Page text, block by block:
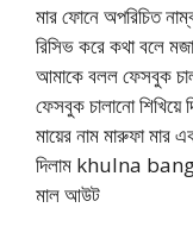
মার ফোনে অপরিচিত
রিসিভ করে কথা বলে
আমাকে বলল ফেসবুক
ফেসবুক চালানো শিখিয়ে
মায়ের নাম মারুফা
দিলাম khulna
মাল আউট